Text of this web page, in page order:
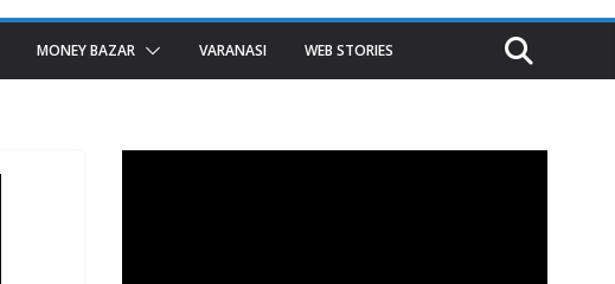
MONEY BAZAR VARANASI WEB STORIES